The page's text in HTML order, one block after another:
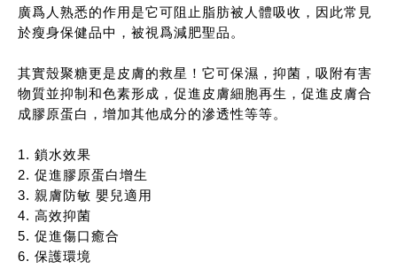
廣爲人熟悉的作用是它可阻止脂肪被人體吸收，因此常見
於瘦身保健品中，被視爲減肥聖品。
其實殼聚糖更是皮膚的救星！它可保濕，抑菌，吸附有害
物質並抑制和色素形成，促進皮膚細胞再生，促進皮膚合
成膠原蛋白，增加其他成分的滲透性等等。
1. 鎖水效果
2. 促進膠原蛋白增生
3. 親膚防敏 嬰兒適用
4. 高效抑菌
5. 促進傷口癒合
6. 保護環境